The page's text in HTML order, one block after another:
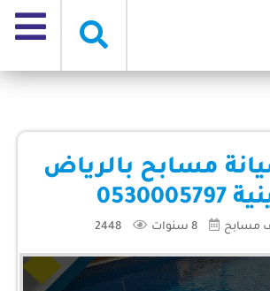
مسابح بالرياض
مسابح 8 سنوات 2448